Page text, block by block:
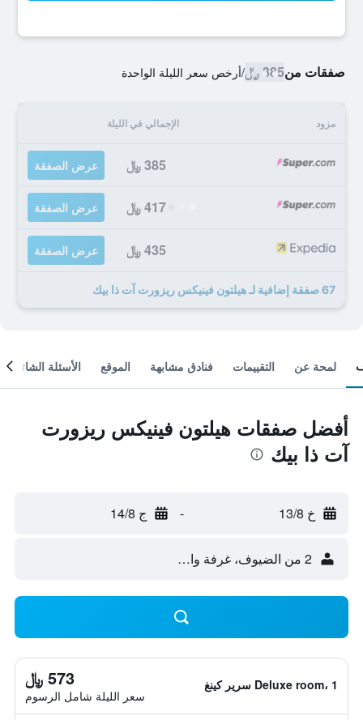
صفقات من385 ﷼ /أرخص سعر الليلة الواحدة
مزود الإجمالي في الليلة
385 ﷼ عرض الصفقة
417 ﷼ عرض الصفقة
435 ﷼ عرض الصفقة
67 صفقة إضافية لـ هيلتون فينيكس ريزورت آت ذا بيك
لمحة عن التقييمات فنادق مشابهة الموقع الأسئلة الشائعة
أفضل صفقات هيلتون فينيكس ريزورت
آت ذا بيك
خ 13/8 - ج 14/8
2 من الضيوف، غرفة واحدة
Deluxe room، 1 سرير كينغ 573 ﷼
سعر الليلة شامل الرسوم